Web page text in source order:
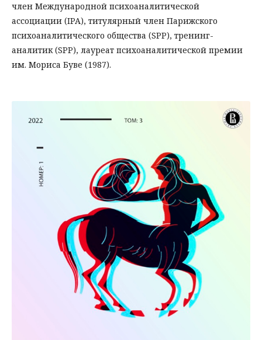
член Международной психоаналитической
ассоциации (IPA), титулярный член Парижского
психоаналитического общества (SPP), тренинг-
аналитик (SPP), лауреат психоаналитической премии
им. Мориса Буве (1987).